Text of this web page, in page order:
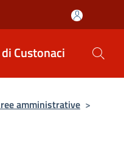
Custonaci
amministrative >